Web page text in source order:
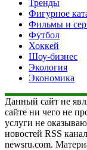
Тренды
Фигурное
Фильмы и
Футбол
Хоккей
Шоу-бизнес
Экология
Экономика
Данный сайт не
сайте ни чего не
услуги не
новостей RSS
newsru.com.